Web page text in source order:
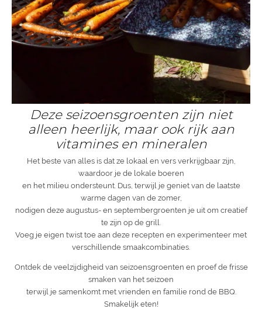
Deze seizoensgroenten zijn niet
alleen heerlijk, maar ook rijk aan
vitamines en mineralen
Het beste van alles is dat ze lokaal en vers verkrijgbaar zijn,
waardoor je de lokale boeren
en het milieu ondersteunt. Dus, terwijl je geniet van de laatste
warme dagen van de zomer,
nodigen deze augustus- en septembergroenten je uit om creatief
te zijn op de grill.
Voeg je eigen twist toe aan deze recepten en experimenteer met
verschillende smaakcombinaties.
Ontdek de veelzijdigheid van seizoensgroenten en proef de frisse
smaken van het seizoen
terwijl je samenkomt met vrienden en familie rond de BBQ.
Smakelijk eten!